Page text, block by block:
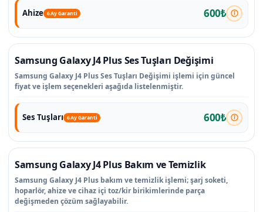
Ahize 6 Ay Garanti 600₺
Samsung Galaxy J4 Plus Ses Tuşları Değişimi
Samsung Galaxy J4 Plus Ses Tuşları Değişimi işlemi için güncel
fiyat ve işlem seçenekleri aşağıda listelenmiştir.
Ses Tuşları 6 Ay Garanti 600₺
Samsung Galaxy J4 Plus Bakım ve Temizlik
Samsung Galaxy J4 Plus bakım ve temizlik işlemi; şarj soketi,
hoparlör, ahize ve cihaz içi toz/kir birikimlerinde parça
değişmeden çözüm sağlayabilir.